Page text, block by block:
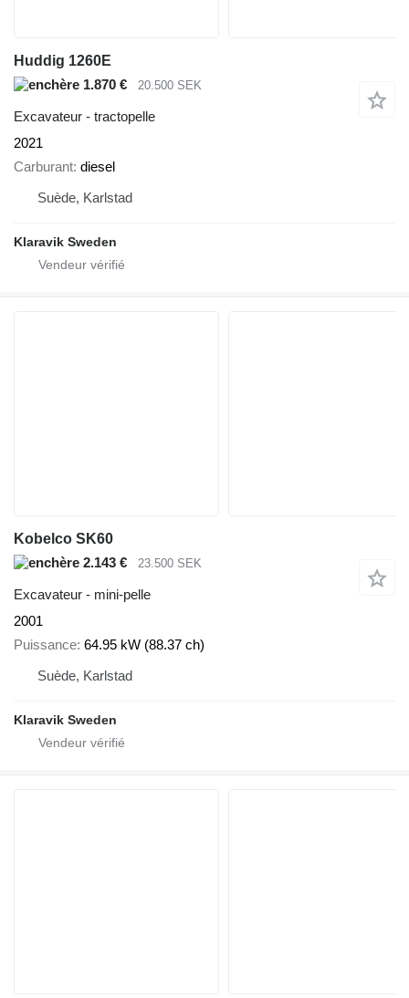
Huddig 1260E
1.870 €
20.500 SEK
Excavateur - tractopelle
2021
Carburant diesel
Suède, Karlstad
Klaravik Sweden
Kobelco SK60
2.143 €
23.500 SEK
Excavateur - mini-pelle
2001
Puissance 64.95 kW (88.37 ch)
Suède, Karlstad
Klaravik Sweden